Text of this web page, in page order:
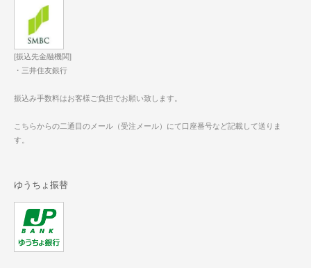
[振込先金融機関]
・三井住友銀行
振込み手数料はお客様ご負担でお願い致します。
こちらからの二通目のメール（受注メール）にて口座番号など記載して送りま
す。
ゆうちょ振替